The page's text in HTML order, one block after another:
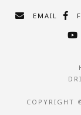
EMAIL
COPYRIGHT